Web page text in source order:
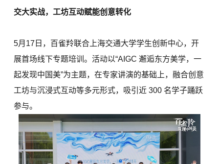
交大实战，工坊互动赋能创意转化
5月17日，百雀羚联合上海交通大学学生创新中心，开
展首场线下专题培训。活动以“AIGC 邂逅东方美学，一
起发现中国美”为主题，在专家讲演的基础上，融合创意
工坊与沉浸式互动等多元形式，吸引近 300 名学子踊跃
参与。